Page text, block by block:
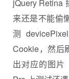
jQuery Retina
来还是不能偷
测
Cookie，然后
出对应的图片